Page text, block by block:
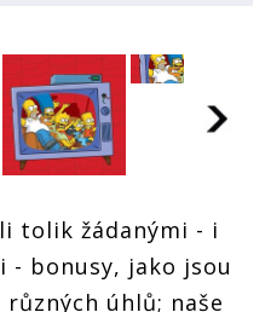
tolik žádanými - i
- bonusy, jako jsou
úhlů; naše